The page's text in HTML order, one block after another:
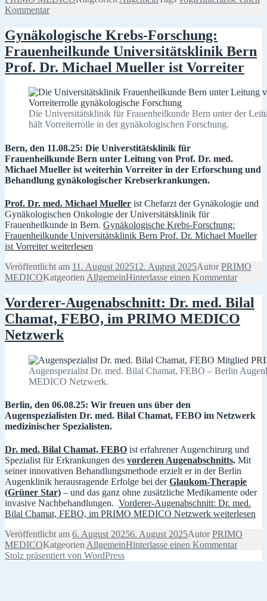
Kommentar
Gynäkologische Krebs-Forschung:
Frauenheilkunde Universitätsklinik Bern
Prof. Dr. Michael Mueller ist Vorreiter
Die Universitätsklinik für Frauenheilkunde Bern unter der
hält Vorreiterrolle in der gynäkologischen Forschung.
Bern, den 11.08.25: Die Universtitätsklinik für
Frauenheilkunde Bern unter Leitung von Prof. Dr. med.
Michael Mueller ist weiterhin Vorreiter in der Erforschung und
Behandlung gynäkologischer Krebserkrankungen.
Prof. Dr. med. Michael Mueller ist Chefarzt der Gynäkologie und
Gynäkologischen Onkologie der Universitätsklinik für
Frauenheilkunde in Bern. Gynäkologische Krebs-Forschung:
Frauenheilkunde Universitätsklinik Bern Prof. Dr. Michael Mueller
ist Vorreiterweiterlesen
Veröffentlicht am 11. August 202512. August 2025AutorPRIMO
MEDICOKatgeorien AllgemeinHinterlasse einen Kommentar
Vorderer-Augenabschnitt: Dr. med. Bilal
Chamat, FEBO, im PRIMO MEDICO
Netzwerk
Augenspezialist Dr. med. Bilal Chamat, FEBO – Berlin
MEDICO Netzwerk.
Berlin, den 06.08.25: Wir freuen uns über den
Augenspezialisten Dr. med. Bilal Chamat, FEBO im Netzwerk
medizinischer Spezialisten.
Dr. med. Bilal Chamat, FEBO ist erfahrener Augenchirurg und
Spezialist für Erkrankungen des vorderen Augenabschnitts. Mit
seiner innovativen Behandlungsmethode erzielt er in der Berlin
Augenklinik herausragende Erfolge bei derGlaukom-Therapie
(Grüner Star) – und das ganz ohne zusätzliche Medikamente oder
invasive Nachbehandlungen. Vorderer-Augenabschnitt: Dr. med.
Bilal Chamat, FEBO, im PRIMO MEDICO Netzwerk weiterlesen
Veröffentlicht am 6. August 20256. August 2025AutorPRIMO
MEDICOKatgeorien AllgemeinHinterlasse einen Kommentar
Stolz präsentiert von WordPress